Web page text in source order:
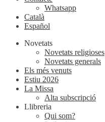
Whatsapp
Català
Español
Novetats
Novetats religioses
Novetats generals
Els més venuts
Estiu 2026
La Missa
Alta subscripció
Llibreria
Qui som?